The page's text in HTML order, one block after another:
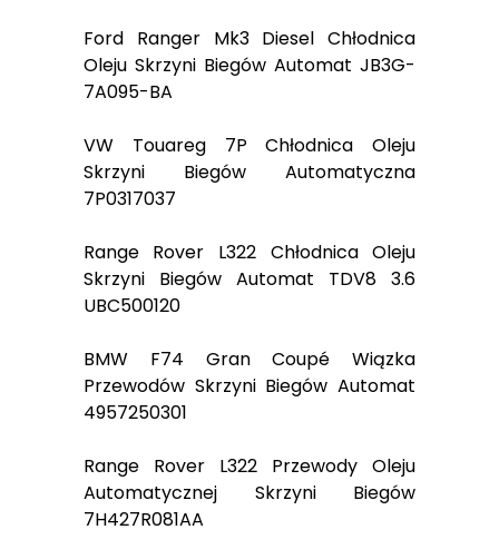
Ford Ranger Mk3 Diesel Chłodnica
Oleju Skrzyni Biegów Automat JB3G-
7A095-BA
VW Touareg 7P Chłodnica Oleju
Skrzyni Biegów Automatyczna
7P0317037
Range Rover L322 Chłodnica Oleju
Skrzyni Biegów Automat TDV8 3.6
UBC500120
BMW F74 Gran Coupé Wiązka
Przewodów Skrzyni Biegów Automat
4957250301
Range Rover L322 Przewody Oleju
Automatycznej Skrzyni Biegów
7H427R081AA